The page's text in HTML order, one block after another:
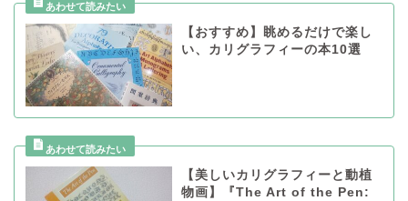
【おすすめ】眺めるだけで楽し
い、カリグラフィーの本10選
【美しいカリグラフィーと動植
物画】『The Art of the Pen: